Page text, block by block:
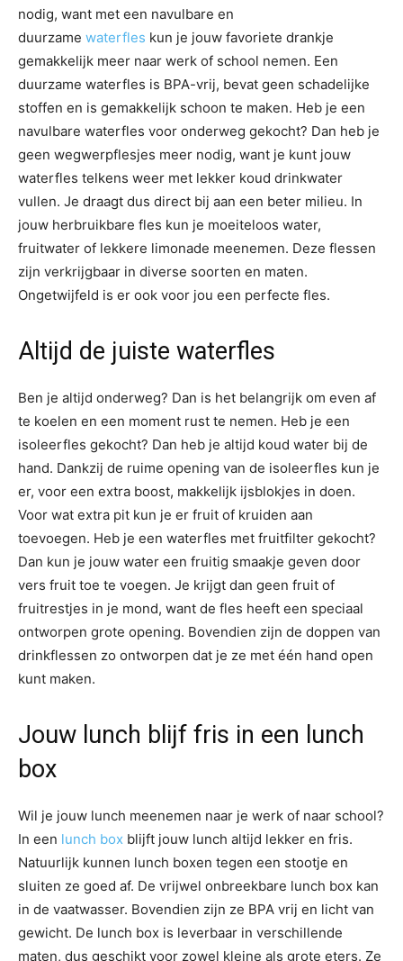
nodig, want met een navulbare en
duurzame waterfles kun je jouw favoriete drankje
gemakkelijk meer naar werk of school nemen. Een
duurzame waterfles is BPA-vrij, bevat geen schadelijke
stoffen en is gemakkelijk schoon te maken. Heb je een
navulbare waterfles voor onderweg gekocht? Dan heb je
geen wegwerpflesjes meer nodig, want je kunt jouw
waterfles telkens weer met lekker koud drinkwater
vullen. Je draagt dus direct bij aan een beter milieu. In
jouw herbruikbare fles kun je moeiteloos water,
fruitwater of lekkere limonade meenemen. Deze flessen
zijn verkrijgbaar in diverse soorten en maten.
Ongetwijfeld is er ook voor jou een perfecte fles.
Altijd de juiste waterfles
Ben je altijd onderweg? Dan is het belangrijk om even af
te koelen en een moment rust te nemen. Heb je een
isoleerfles gekocht? Dan heb je altijd koud water bij de
hand. Dankzij de ruime opening van de isoleerfles kun je
er, voor een extra boost, makkelijk ijsblokjes in doen.
Voor wat extra pit kun je er fruit of kruiden aan
toevoegen. Heb je een waterfles met fruitfilter gekocht?
Dan kun je jouw water een fruitig smaakje geven door
vers fruit toe te voegen. Je krijgt dan geen fruit of
fruitrestjes in je mond, want de fles heeft een speciaal
ontworpen grote opening. Bovendien zijn de doppen van
drinkflessen zo ontworpen dat je ze met één hand open
kunt maken.
Jouw lunch blijf fris in een lunch
box
Wil je jouw lunch meenemen naar je werk of naar school?
In een lunch box blijft jouw lunch altijd lekker en fris.
Natuurlijk kunnen lunch boxen tegen een stootje en
sluiten ze goed af. De vrijwel onbreekbare lunch box kan
in de vaatwasser. Bovendien zijn ze BPA vrij en licht van
gewicht. De lunch box is leverbaar in verschillende
maten, dus geschikt voor zowel kleine als grote eters. Ze